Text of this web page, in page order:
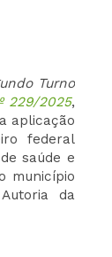
Turno
229/2025,
aplicação
federal
saúde e
município
da